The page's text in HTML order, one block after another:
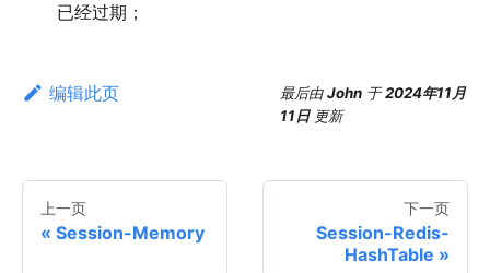
已经过期；
编辑此页 最后由John 于2024年11月
11日 更新
上一页
Session-Memory
下一页
Session-Redis-
HashTable